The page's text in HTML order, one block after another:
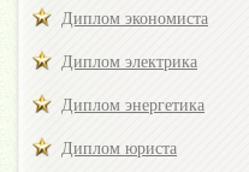
Диплом экономиста
Диплом электрика
Диплом энергетика
Диплом юриста